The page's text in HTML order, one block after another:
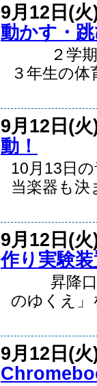
9月12日(
動かす・
２学期が
３年生の体
9月12日(
動！
10月13日
当楽器も決
9月12日(
作り実験
昇降口前
のゆくえ」
9月12日(